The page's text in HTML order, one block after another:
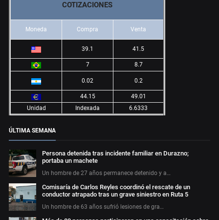
COTIZACIONES
Moneda Compra Venta
39.1 41.5
7 8.7
0.02 0.2
44.15
49.01
Unidad
Indexada 6.6333
ÚLTIMA SEMANA
Persona detenida tras incidente familiar en Durazno;
portaba un machete
Un hombre de 27 años permanece detenido y a…
Comisaría de Carlos Reyles coordinó el rescate de un
conductor atrapado tras un grave siniestro en Ruta 5
Un hombre de 63 años sufrió lesiones de gra…